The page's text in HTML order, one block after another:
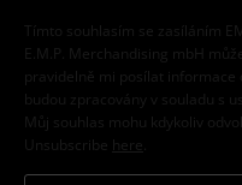
Tímto souhlasím se zasíláním
E.M.P. Merchandising mbH
pravidelně mi posílat informace
budou zpracovány v souladu s
Můj souhlas mohu kdykoliv
Unsubscribe here